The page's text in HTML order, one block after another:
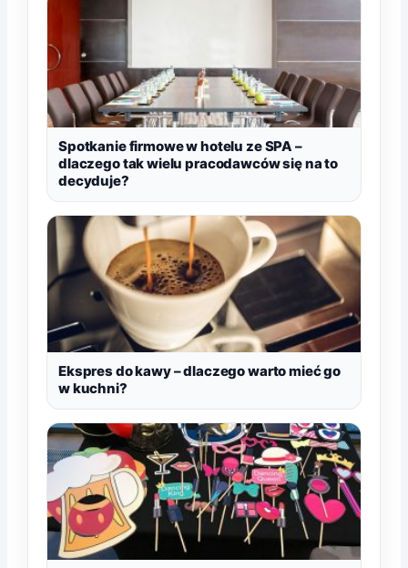
Spotkanie firmowe w hotelu ze SPA –
dlaczego tak wielu pracodawców się na to
decyduje?
Ekspres do kawy – dlaczego warto mieć go
w kuchni?